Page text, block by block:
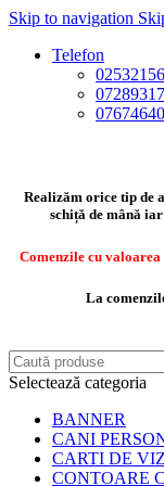
Skip to navigation
Telefon
Realizăm orice tip de
schiță de mână
Comenzile cu
La
Selectează categoria
BANNER
CANI
CARTI DE
CONTOARE